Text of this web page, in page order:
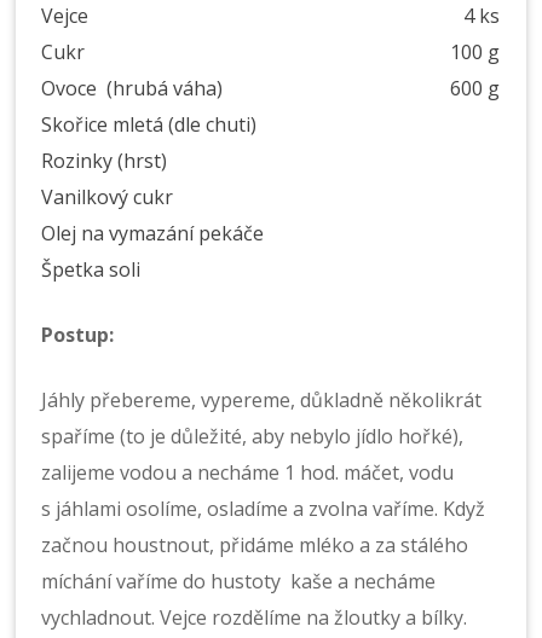
Vejce
4 ks
Cukr
100 g
Ovoce (hrubá váha)
600 g
Skořice mletá (dle chuti)
Rozinky (hrst)
Vanilkový cukr
Olej na vymazání pekáče
Špetka soli
Postup:
Jáhly přebereme, vypereme, důkladně několikrát
spaříme (to je důležité, aby nebylo jídlo hořké),
zalijeme vodou a necháme 1 hod. máčet, vodu
s jáhlami osolíme, osladíme a zvolna vaříme. Když
začnou houstnout, přidáme mléko a za stálého
míchání vaříme do hustoty kaše a necháme
vychladnout. Vejce rozdělíme na žloutky a bílky.